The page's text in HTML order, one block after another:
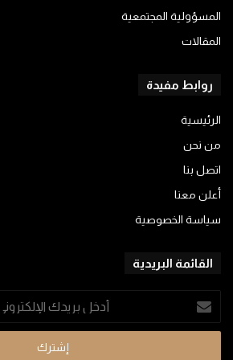
المسؤولية المجتمعية
المقالات
روابط مفيدة
الرئيسية
من نحن
اتصل بنا
أعلن معنا
سياسة الخصوصية
القائمة البريدية
أدخل
بريدك
الإلكتروني